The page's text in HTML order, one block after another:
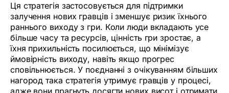
Ця стратегія застосовується для підтримки
залучення нових гравців і зменшує ризик їхнього
раннього виходу з гри. Коли люди вкладають усе
більше часу та ресурсів, цінність гри зростає, а
їхня прихильність посилюється, що мінімізує
ймовірність виходу, навіть якщо прогрес
сповільнюється. У поєднанні з очікуванням більших
нагород така стратегія утримує гравців у процесі,